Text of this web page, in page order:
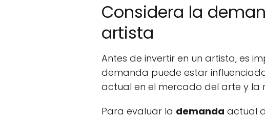
Considera la
artista
Antes de invertir en un artista, es
demanda puede estar
actual en el mercado del arte y la
Para evaluar la demanda actual